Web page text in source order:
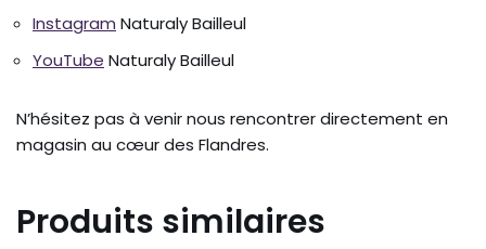
Instagram Naturaly Bailleul
YouTube Naturaly Bailleul
N’hésitez pas à venir nous rencontrer directement en
magasin au cœur des Flandres.
Produits similaires